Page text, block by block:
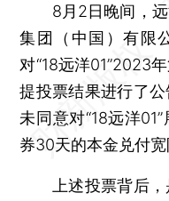
8月2日晚间，远
集团（中国）有限
对“18远洋01”2023
提投票结果进行了
未同意对“18远洋
券30天的本金兑付宽
上述投票背后，